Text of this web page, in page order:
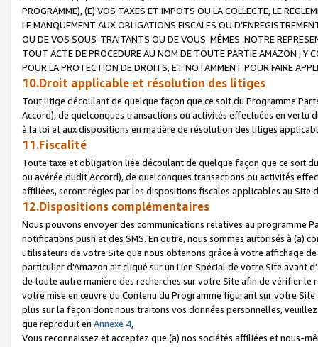
PROGRAMME), (E) VOS TAXES ET IMPOTS OU LA COLLECTE, LE
LE MANQUEMENT AUX OBLIGATIONS FISCALES OU
OU DE VOS SOUS-TRAITANTS OU DE VOUS-MÊMES. NOTRE
TOUT ACTE DE PROCEDURE AU NOM DE TOUTE PARTIE AMAZON , Y
POUR LA PROTECTION DE DROITS, ET NOTAMMENT POUR FAIRE
10.Droit applicable et résolution des litiges
Tout litige découlant de quelque façon que ce soit du Programme
Accord), de quelconques transactions ou activités effectuées en vertu
à la loi et aux dispositions en matière de résolution des litiges
11.Fiscalité
Toute taxe et obligation liée découlant de quelque façon que ce soit
ou avérée dudit Accord), de quelconques transactions ou activités
affiliées, seront régies par les dispositions fiscales applicables au Site
12.Dispositions complémentaires
Nous pouvons envoyer des communications relatives au programme
notifications push et des SMS. En outre, nous sommes autorisés à
utilisateurs de votre Site que nous obtenons grâce à votre affichage
particulier d'Amazon ait cliqué sur un Lien Spécial de votre Site avant
de toute autre manière des recherches sur votre Site afin de vérifier
votre mise en œuvre du Contenu du Programme figurant sur votre
plus sur la façon dont nous traitons vos données personnelles,
que reproduit en Annexe 4,
Vous reconnaissez et acceptez que (a) nos sociétés affiliées et nous-